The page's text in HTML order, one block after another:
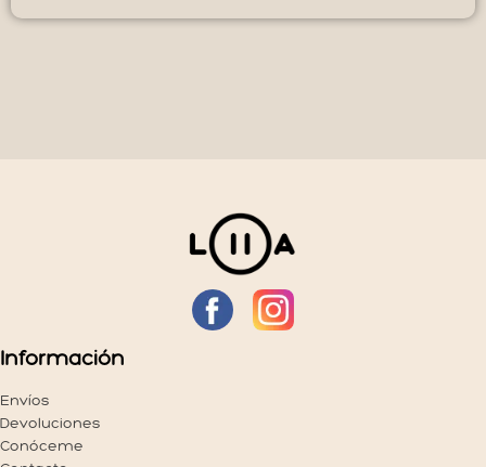
Información
Envíos
Devoluciones
Conóceme